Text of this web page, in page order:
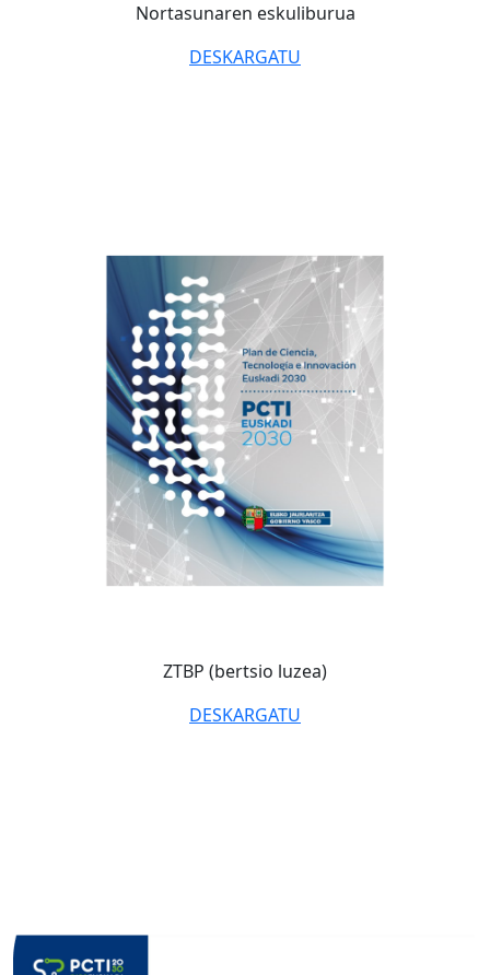
Nortasunaren eskuliburua
DESKARGATU
ZTBP (bertsio luzea)
DESKARGATU